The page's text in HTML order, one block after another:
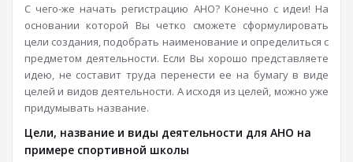
С чего-же начать регистрацию АНО? Конечно с идеи! На
основании которой Вы четко сможете сформулировать
цели создания, подобрать наименование и определиться с
предметом деятельности. Если Вы хорошо представляете
идею, не составит труда перенести ее на бумагу в виде
целей и видов деятельности. А исходя из целей, можно уже
придумывать название.
Цели, название и виды деятельности для АНО на
примере спортивной школы